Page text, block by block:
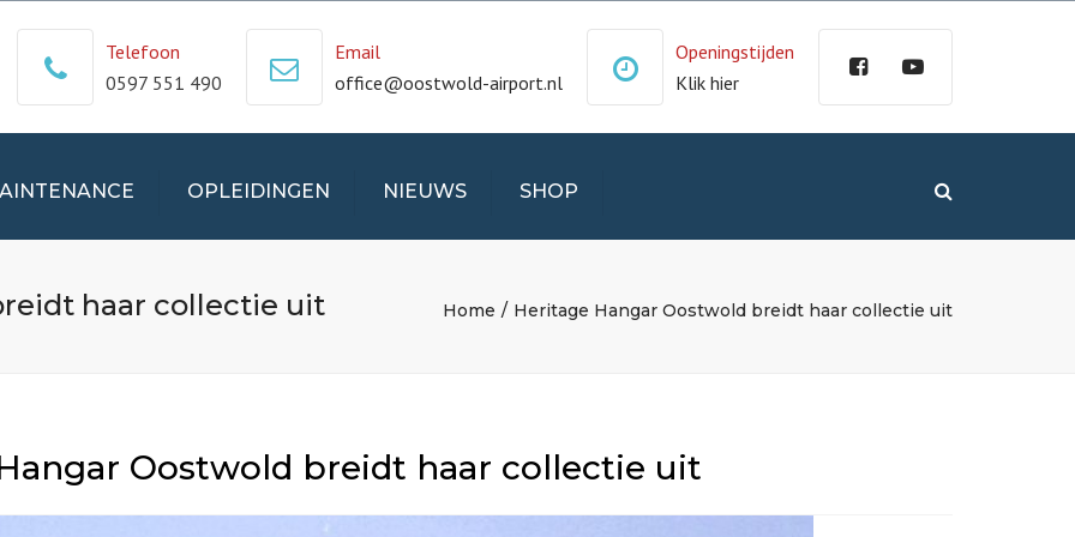
Telefoon
0597 551 490
Email
office@oostwold-airport.nl
Openingstijden
Klik hier
OPLEIDINGEN
PRIVAT PILOT LICENSE
CESSNA SET RATING
NIEUWS SHOP
WINKELMANDJE
haar collectie uit Home Heritage Hangar Oostwold breidt haar collectie uit
Oostwold breidt haar collectie uit